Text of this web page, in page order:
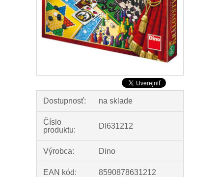
Dostupnosť: na sklade
Číslo
produktu:
DI631212
Výrobca: Dino
EAN kód: 8590878631212